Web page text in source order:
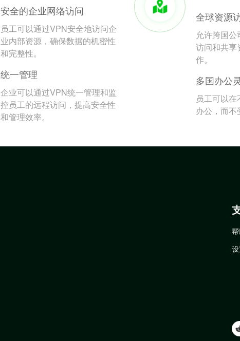
安全的企业网络访问
员工可以通过VPN安全地访问企
业内部资源，确保数据的机密性
和完整性。
统一管理
企业可以通过VPN统一管理和监
控员工的远程访问，提高安全性
和管理效率。
全球资源
允许跨国
访问和共享
作。
多国办公
员工可以
办公，而不